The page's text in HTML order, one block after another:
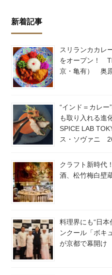
新着記事
スリランカカレ
をオープン！
京・亀有） 奥
“インド＝カレ
も取り入れる進
SPICE LAB
ス・ソヴァニ
クラフト新時代
酒、松竹梅白壁
料理界にも“日本
ンクール「ボキ
が京都で幕開け